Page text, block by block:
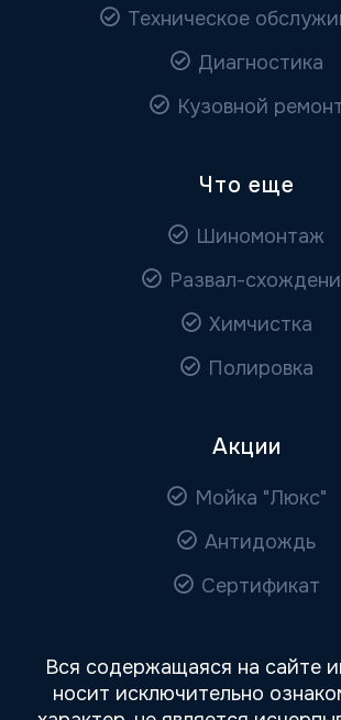
Техническое
Диагностика
Кузовной
Что еще
Шиномонтаж
Развал-
Химчистка
Полировка
Акции
Мойка "Люкс"
Антидождь
Сертификат
Вся содержащаяся на сайте
носит исключительно